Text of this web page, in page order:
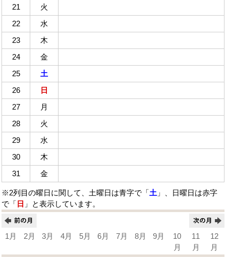
21
火
22
水
23
木
24
金
25
土
26
日
27
月
28
火
29
水
30
木
31
金
※2列目の曜日に関して、土曜日は青字で「土 」、日曜日は赤字
で「 日 」と表示しています。
1月 2月 3月 4月 5月 6月 7月 8月 9月
10
月
11
月
12
月